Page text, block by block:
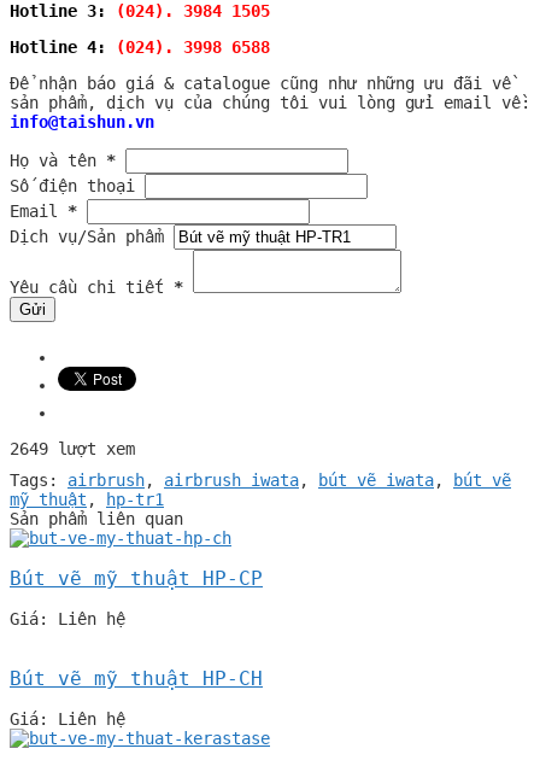
Hotline 3:
(024). 3984 1505
Hotline 4:
(024). 3998 6588
Để nhận báo giá & catalogue cũng như những ưu đãi về
sản phẩm, dịch vụ của chúng tôi vui lòng gửi email về:
info@taishun.vn
Họ và tên *
Số điện thoại
Email *
Dịch vụ/Sản phẩm
Yêu cầu chi tiết *
2649 lượt xem
Tags: airbrush, airbrush iwata, bút vẽ iwata,
bút vẽ
mỹ thuật ,
hp-tr1
Sản phẩm liên quan
Bút vẽ mỹ thuật HP-CP
Giá: Liên hệ
Bút vẽ mỹ thuật HP-CH
Giá: Liên hệ